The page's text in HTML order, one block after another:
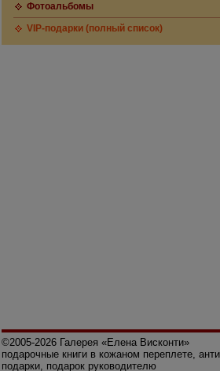
Фотоальбомы
VIP-подарки (полный список)
©2005-2026 Галерея «Елена Висконти»
подарочные книги в кожаном переплете,
подарки, подарок руководителю